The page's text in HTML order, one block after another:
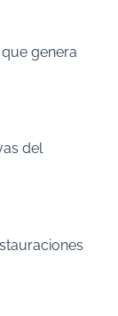
genera
del